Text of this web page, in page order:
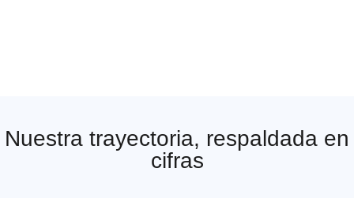
Nuestra trayectoria, respaldada en
cifras